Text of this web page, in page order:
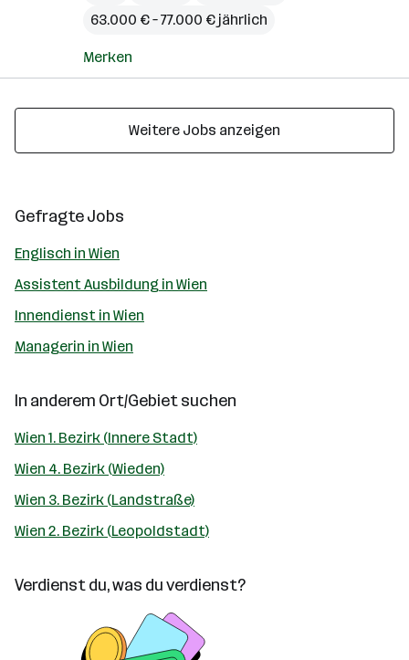
63.000 € – 77.000 € jährlich
Merken
Weitere Jobs anzeigen
Gefragte Jobs
Englisch in Wien
Assistent Ausbildung in Wien
Innendienst in Wien
Managerin in Wien
In anderem Ort/Gebiet suchen
Wien 1. Bezirk (Innere Stadt)
Wien 4. Bezirk (Wieden)
Wien 3. Bezirk (Landstraße)
Wien 2. Bezirk (Leopoldstadt)
Verdienst du, was du verdienst?